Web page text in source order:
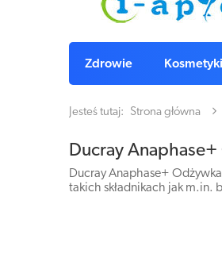
Zdrowie
Jesteś tutaj: Strona główna
Ducray
Ducray Anaphase+
takich składnikach jak m.in.